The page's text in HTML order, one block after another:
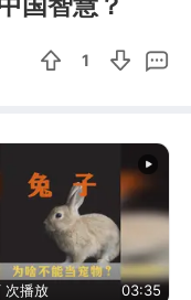
1
次播放 03:35